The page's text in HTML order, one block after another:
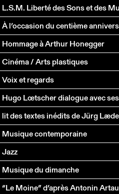
L.S.M. Liberté des Sons et des
À l’occasion du centième
Hommage à Arthur Honegger
Cinéma / Arts plastiques
Voix et regards
Hugo Lœtscher dialogue avec
lit des textes inédits de Jürg
Musique contemporaine
Jazz
Musique du dimanche
“Le Moine” d’après Antonin